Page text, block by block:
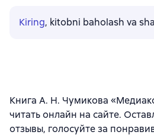
Kiring, kitobni baholash va
Книга А. Н. Чумикова
читать онлайн на сайте.
отзывы, голосуйте за